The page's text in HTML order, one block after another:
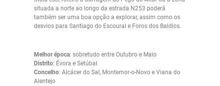
situada a norte ao longo da estrada N253 poderá
também ser uma boa opção a explorar, assim como os
desvios para Santiago do Escoural e Foros dos Baldios.
Melhor época: sobretudo entre Outubro e Maio
Distrito: Évora e Setúbal
Concelho: Alcácer do Sal, Montemor-o-Novo e Viana do
Alentejo